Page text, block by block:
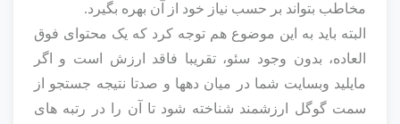
مخاطب بتواند بر حسب نیاز خود از آن بهره بگیرد.
البته باید به این موضوع هم توجه کرد که یک محتوای فوق
العاده، بدون وجود سئو، تقریبا فاقد ارزش است و اگر
مایلید وبسایت شما در میان دهها و صدتا نتیجه جستجو از
سمت گوگل ارزشمند شناخته شود تا آن را در رتبه های